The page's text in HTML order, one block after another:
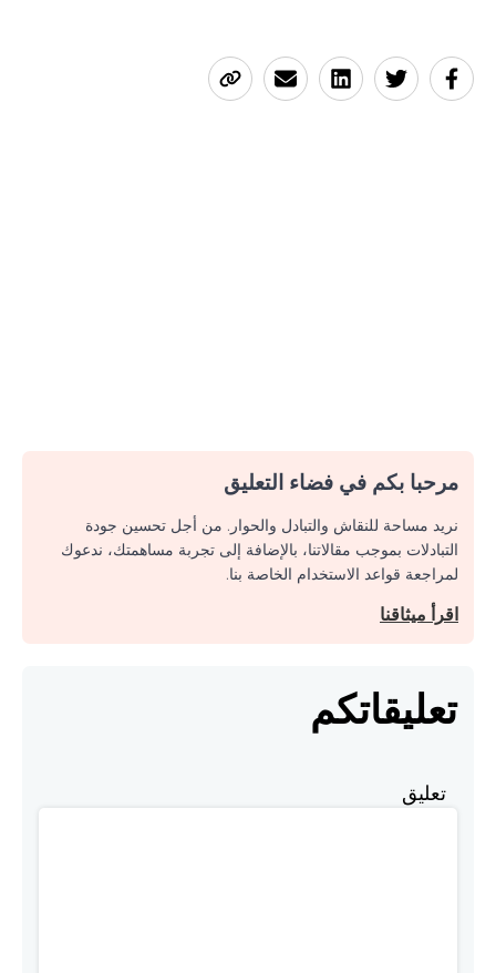
مرحبا بكم في فضاء التعليق
نريد مساحة للنقاش والتبادل والحوار. من أجل تحسين جودة
التبادلات بموجب مقالاتنا، بالإضافة إلى تجربة مساهمتك، ندعوك
لمراجعة قواعد الاستخدام الخاصة بنا.
اقرأ ميثاقنا
تعليقاتكم
تعليق